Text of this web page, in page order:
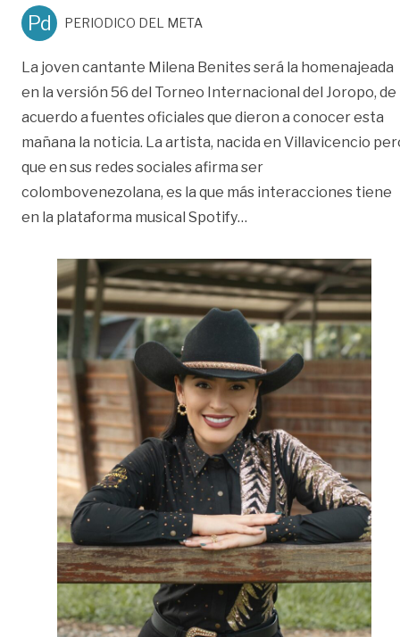
Pd PERIODICO DEL META
La joven cantante Milena Benites será la homenajeada
en la versión 56 del Torneo Internacional del Joropo, de
acuerdo a fuentes oficiales que dieron a conocer esta
mañana la noticia. La artista, nacida en Villavicencio
que en sus redes sociales afirma ser
colombovenezolana, es la que más interacciones tiene
en la plataforma musical Spotify…